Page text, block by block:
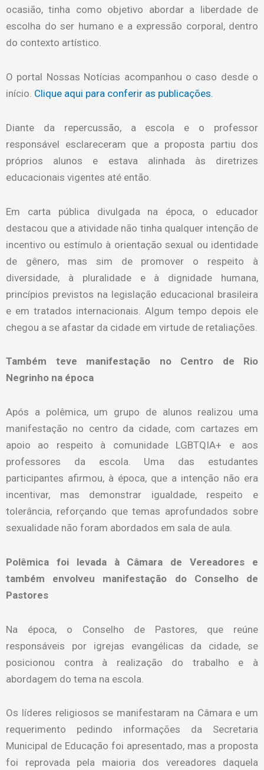
ocasião, tinha como objetivo abordar a liberdade de
escolha do ser humano e a expressão corporal, dentro
do contexto artístico.
O portal Nossas Notícias acompanhou o caso desde o
início. Clique aqui para conferir as publicações.
Diante da repercussão, a escola e o professor
responsável esclareceram que a proposta partiu dos
próprios alunos e estava alinhada às diretrizes
educacionais vigentes até então.
Em carta pública divulgada na época, o educador
destacou que a atividade não tinha qualquer intenção de
incentivo ou estímulo à orientação sexual ou identidade
de gênero, mas sim de promover o respeito à
diversidade, à pluralidade e à dignidade humana,
princípios previstos na legislação educacional brasileira
e em tratados internacionais. Algum tempo depois ele
chegou a se afastar da cidade em virtude de retaliações.
Também teve manifestação no Centro de Rio
Negrinho na época
Após a polêmica, um grupo de alunos realizou uma
manifestação no centro da cidade, com cartazes em
apoio ao respeito à comunidade LGBTQIA+ e aos
professores da escola. Uma das estudantes
participantes afirmou, à época, que a intenção não era
incentivar, mas demonstrar igualdade, respeito e
tolerância, reforçando que temas aprofundados sobre
sexualidade não foram abordados em sala de aula.
Polêmica foi levada à Câmara de Vereadores e
também envolveu manifestação do Conselho de
Pastores
Na época, o Conselho de Pastores, que reúne
responsáveis por igrejas evangélicas da cidade, se
posicionou contra à realização do trabalho e à
abordagem do tema na escola.
Os líderes religiosos se manifestaram na Câmara e um
requerimento pedindo informações da Secretaria
Municipal de Educação foi apresentado, mas a proposta
foi reprovada pela maioria dos vereadores daquela